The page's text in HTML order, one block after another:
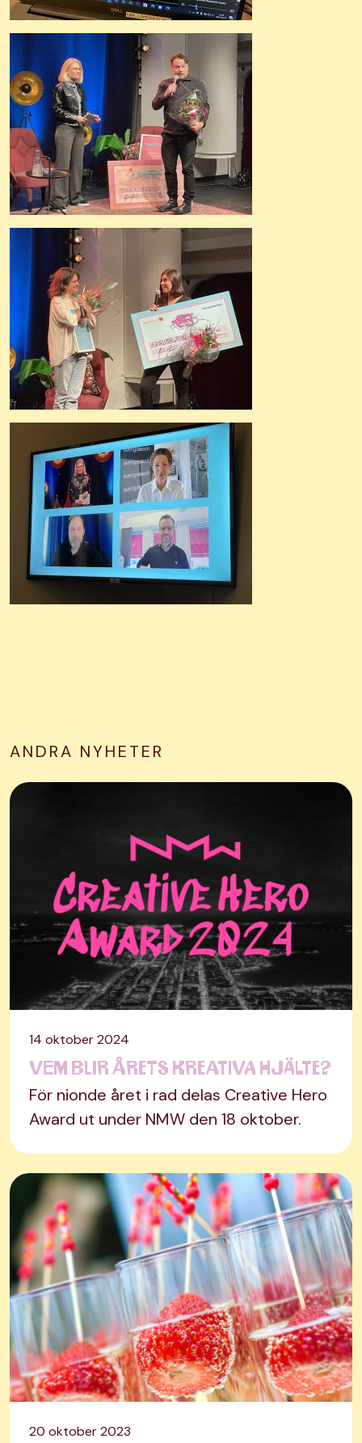
ANDRA NYHETER
14 oktober 2024
Vem blir årets kreativa hjälte?
För nionde året i rad delas Creative Hero
Award ut under NMW den 18 oktober.
20 oktober 2023